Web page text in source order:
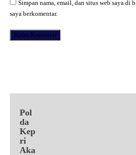
Simpan nama, email, dan situs web saya di
saya berkomentar.
Pol
da
Kep
ri
Aka